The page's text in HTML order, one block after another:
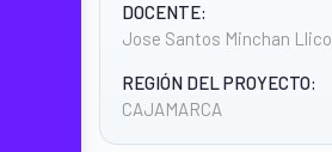
DOCENTE:
Jose Santos Minchan Llico
REGIÓN DEL PROYECTO:
CAJAMARCA